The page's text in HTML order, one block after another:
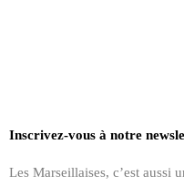
Inscrivez-vous à notre
Les Marseillaises, c’est aussi